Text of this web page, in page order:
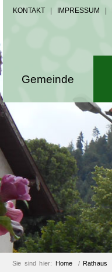
KONTAKT IMPRESSUM
Gemeinde
Sie sind hier: Home / Rathaus